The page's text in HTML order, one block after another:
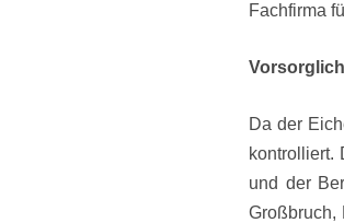
Fachfirma
Da der
kontrolliert.
und der
Großbruch,